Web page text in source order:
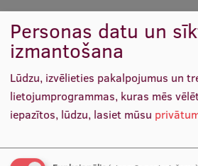
Rezidentūra
Uzņemšana
Praktiska informācija
Datums:12.08.2025.
Personas datu un
izmantošana
Lūdzu, izvēlieties pakalpojumus un
lietojumprogrammas, kuras mēs
iepazītos, lūdzu, lasiet mūsu